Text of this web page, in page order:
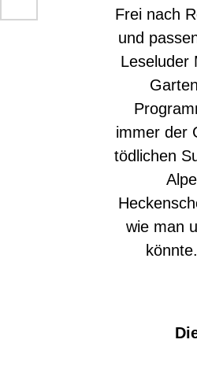
Frei nach
und
Leseluder
immer der
tödlichen
wie man